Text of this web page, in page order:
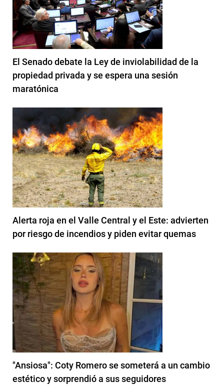
El Senado debate la Ley de inviolabilidad de la
propiedad privada y se espera una sesión
maratónica
Alerta roja en el Valle Central y el Este: advierten
por riesgo de incendios y piden evitar quemas
"Ansiosa": Coty Romero se someterá a un cambio
estético y sorprendió a sus seguidores